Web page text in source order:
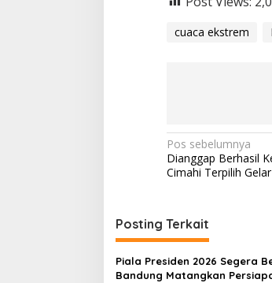
cuaca ekstrem
N
a
i
g
a
Pos sebelumnya
Dianggap Berhasil
Cimahi Terpilih
Posting Terkait
Piala Presiden 2026 Segera
Bandung Matangkan